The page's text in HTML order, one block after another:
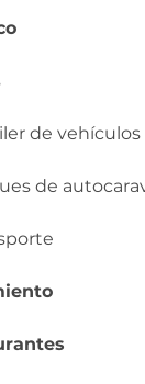
de vehículos
de